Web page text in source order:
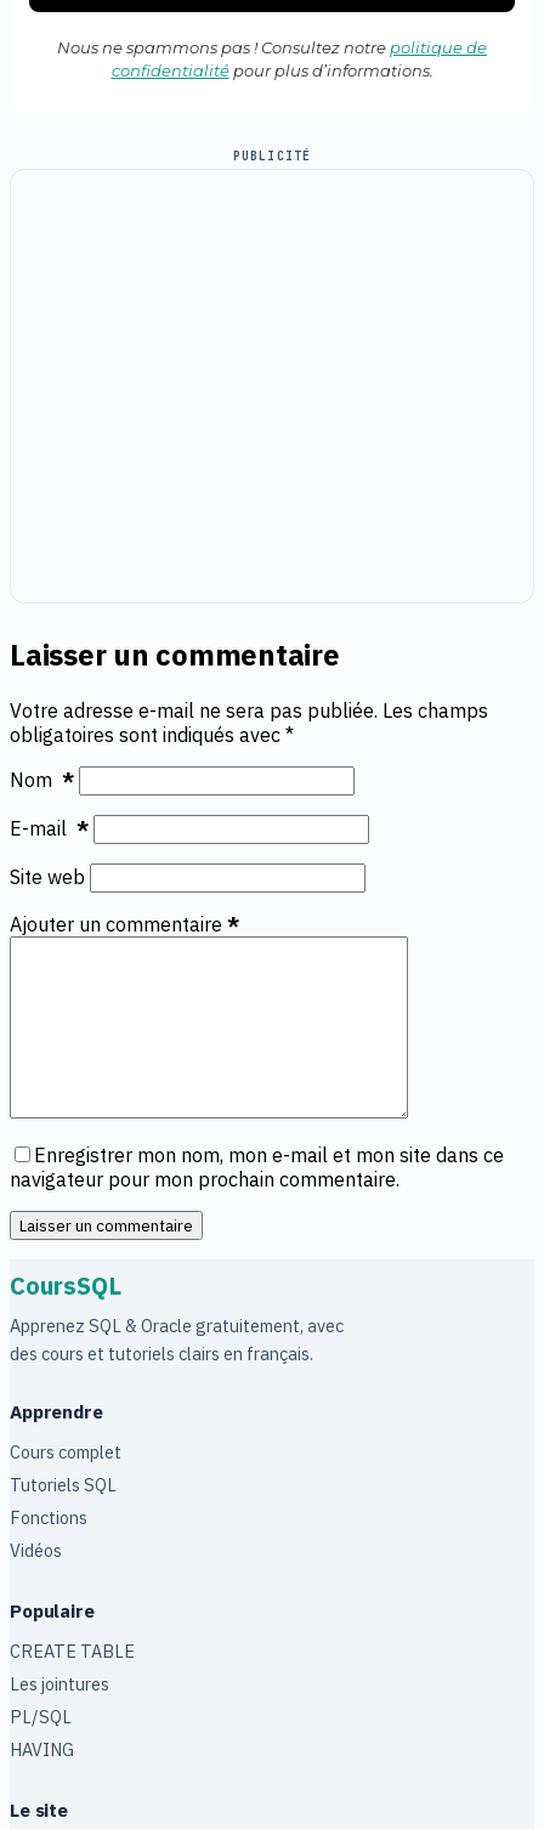
Nous ne spammons pas ! Consultez notrepolitique de
confidentialitépour plus d’informations.
PUBLICITÉ
Laisser un commentaire
Votre adresse e-mail ne sera pas publiée. Les champs
obligatoires sont indiqués avec *
Nom *
E-mail *
Site web
Ajouter un commentaire *
Enregistrer mon nom, mon e-mail et mon site dans ce
navigateur pour mon prochain commentaire.
Laisser un commentaire
CoursSQL
Apprenez SQL & Oracle gratuitement, avec
des cours et tutoriels clairs en français.
Apprendre
Cours complet
Tutoriels SQL
Fonctions
Vidéos
Populaire
CREATE TABLE
Les jointures
PL/SQL
HAVING
Le site